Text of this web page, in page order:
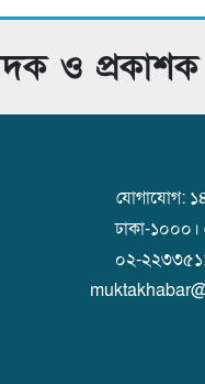
ও
যোগাযোগ:
ঢাকা-
০২-